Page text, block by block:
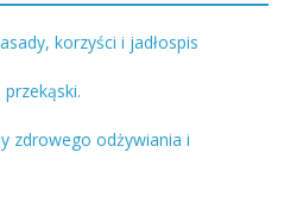
korzyści i jadłospis
zdrowego odżywiania i